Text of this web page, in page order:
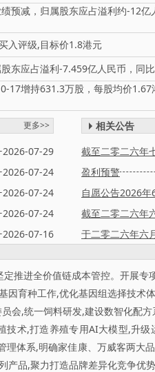
预减，归属股东应占溢利约-12
入评级,目标价1.8港元
东应占溢利-7.459亿人民币，同
17增持631.3万股，每股均价
更多>>
2026-07-29
2026-07-24
2026-07-24
2026-07-24
2026-07-16
相关公告
盈利预警
自愿公告2026年
于二零二六年六
推进全价值链成本管控。开展
育种工作,优化基因组选择技术
会,统一饲料研发,建设数智化配
术,打造养殖专用AI大模型,升
体系,明确家佳康、万威客两大
品,聚力打造品牌差异化竞争优